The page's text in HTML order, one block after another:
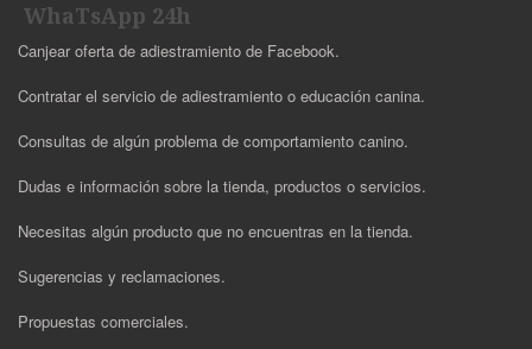
WhaTsApp 24h
Canjear oferta de adiestramiento de Facebook.
Contratar el servicio de adiestramiento o educación canina.
Consultas de algún problema de comportamiento canino.
Dudas e información sobre la tienda, productos o servicios.
Necesitas algún producto que no encuentras en la tienda.
Sugerencias y reclamaciones.
Propuestas comerciales.